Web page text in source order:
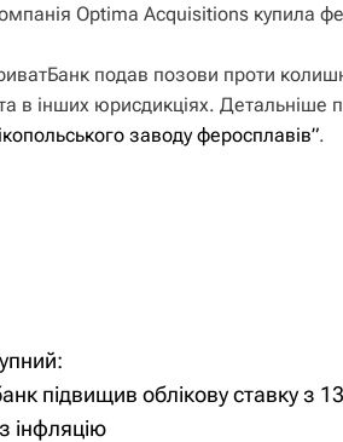
Optima Acquisitions купила
подав позови проти
в інших юрисдикціях. Детальніше
заводу феросплавів”.
підвищив облікову ставку з
інфляцію